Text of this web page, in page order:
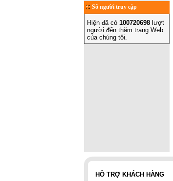
Số người truy cập
Hiện đã có 100720698 lượt
người đến thăm trang Web
của chúng tôi.
HỖ TRỢ KHÁCH HÀNG